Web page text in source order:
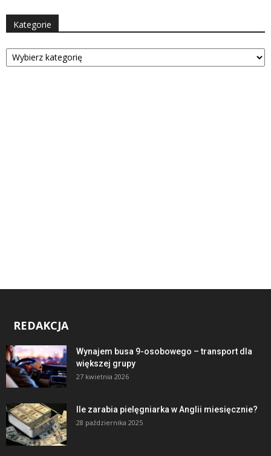
Kategorie
Kategorie
REDAKCJA
Wynajem busa 9-osobowego – transport dla
większej grupy
27 kwietnia 2026
Ile zarabia pielęgniarka w Anglii miesięcznie?
28 października 2025